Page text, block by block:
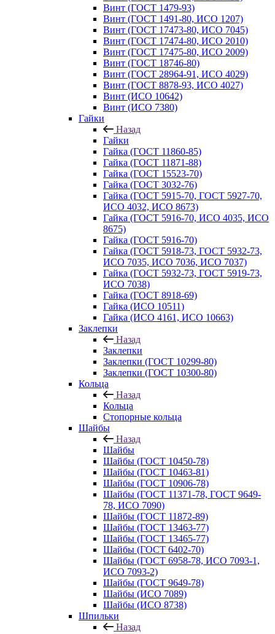
Винт (ГОСТ 1479-93)
Винт (ГОСТ 1491-80, ИСО 1207)
Винт (ГОСТ 17473-80, ИСО 7045)
Винт (ГОСТ 17474-80, ИСО 2010)
Винт (ГОСТ 17475-80, ИСО 2009)
Винт (ГОСТ 18746-80)
Винт (ГОСТ 28964-91, ИСО 4029)
Винт (ГОСТ 8878-93, ИСО 4027)
Винт (ИСО 10642)
Винт (ИСО 7380)
Гайки
Назад
Гайки
Гайка (ГОСТ 11860-85)
Гайка (ГОСТ 11871-88)
Гайка (ГОСТ 15523-70)
Гайка (ГОСТ 3032-76)
Гайка (ГОСТ 5915-70, ГОСТ 5927-70,
ИСО 4032, ИСО 8673)
Гайка (ГОСТ 5916-70, ИСО 4035, ИСО
8675)
Гайка (ГОСТ 5916-70)
Гайка (ГОСТ 5918-73, ГОСТ 5932-73,
ИСО 7035, ИСО 7036, ИСО 7037)
Гайка (ГОСТ 5932-73, ГОСТ 5919-73,
ИСО 7038)
Гайка (ГОСТ 8918-69)
Гайка (ИСО 10511)
Гайка (ИСО 4161, ИСО 10663)
Заклепки
Назад
Заклепки
Заклепки (ГОСТ 10299-80)
Заклепки (ГОСТ 10300-80)
Кольца
Назад
Кольца
Стопорные кольца
Шайбы
Назад
Шайбы
Шайбы (ГОСТ 10450-78)
Шайбы (ГОСТ 10463-81)
Шайбы (ГОСТ 10906-78)
Шайбы (ГОСТ 11371-78, ГОСТ 9649-
78, ИСО 7090)
Шайбы (ГОСТ 11872-89)
Шайбы (ГОСТ 13463-77)
Шайбы (ГОСТ 13465-77)
Шайбы (ГОСТ 6402-70)
Шайбы (ГОСТ 6958-78, ИСО 7093-1,
ИСО 7093-2)
Шайбы (ГОСТ 9649-78)
Шайбы (ИСО 7089)
Шайбы (ИСО 8738)
Шпильки
Назад